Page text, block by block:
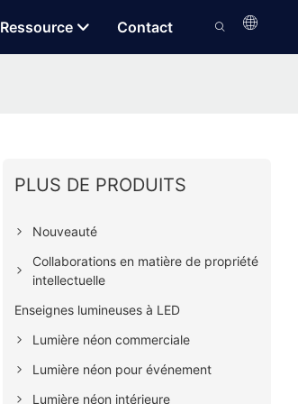
Ressource Contact
PLUS DE PRODUITS
Nouveauté
Collaborations en matière de propriété
intellectuelle
Enseignes lumineuses à LED
Lumière néon commerciale
Lumière néon pour événement
Lumière néon intérieure